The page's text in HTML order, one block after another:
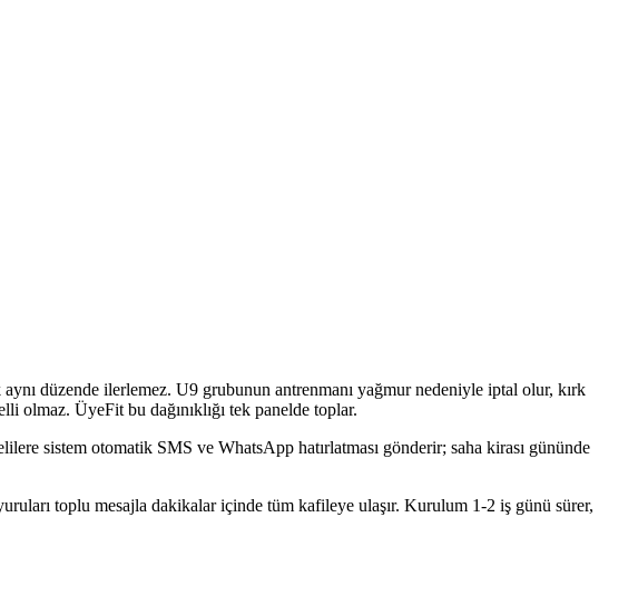
düzende ilerlemez. U9 grubunun antrenmanı yağmur nedeniyle iptal olur, kırk
ÜyeFit bu dağınıklığı tek panelde toplar.
sistem otomatik SMS ve WhatsApp hatırlatması gönderir; saha kirası gününde
toplu mesajla dakikalar içinde tüm kafileye ulaşır. Kurulum 1-2 iş günü sürer,